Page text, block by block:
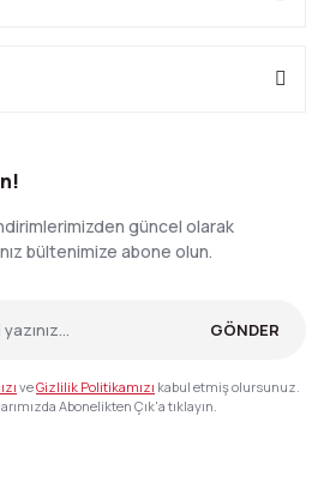
güncel olarak
bültenimize abone olun.
GÖNDER
veGizlilik Politikamızı kabul etmiş olursunuz.
Abonelikten Çık'a tıklayın.